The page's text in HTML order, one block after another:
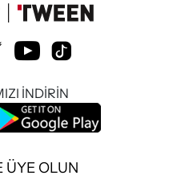
İNDİRİN
ÜYE OLUN